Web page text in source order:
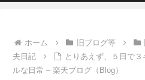
ホーム 旧ブログ等
夫日記
とりあえず、５日で
ルな日常 – 楽天ブログ（Blog）